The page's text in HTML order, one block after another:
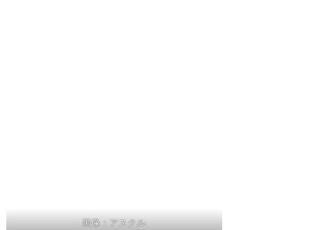
画像：アスクル